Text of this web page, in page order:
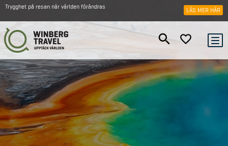
Trygghet på resan när världen förändras LÄS MER HÄR